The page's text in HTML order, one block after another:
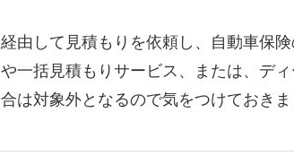
由して見積もりを依頼し、自動車保
一括見積もりサービス、または、デ
は対象外となるので気をつけておきま